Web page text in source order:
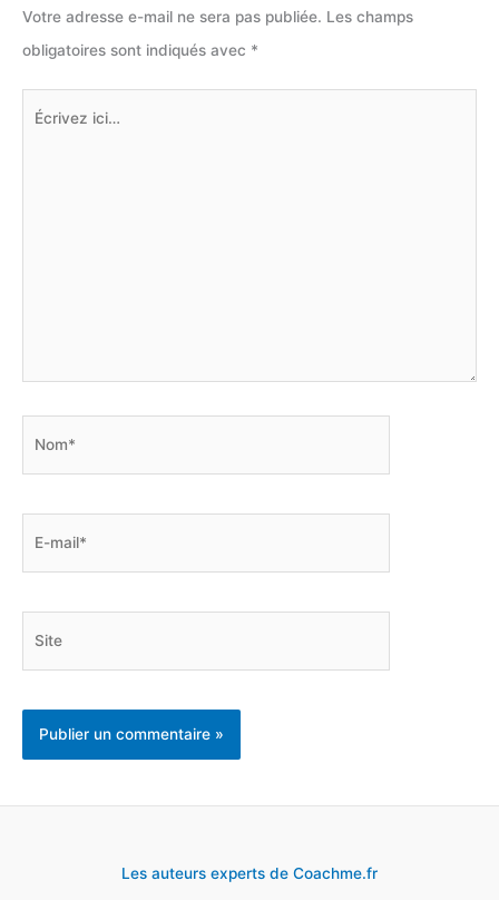
Votre adresse e-mail ne sera pas publiée. Les champs
obligatoires sont indiqués avec *
Écrivez
Les auteurs experts de Coachme.fr